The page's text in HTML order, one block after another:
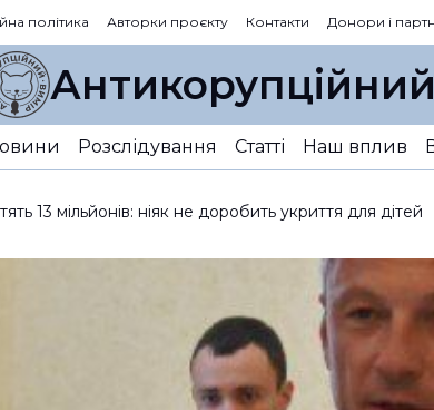
політика Авторки проєкту Контакти Донори і
Розслідування Статті Наш вплив
13 мільйонів: ніяк не доробить укриття для дітей